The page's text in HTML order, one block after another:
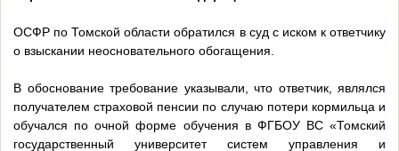
ОСФР по Томской области обратился в суд с иском к ответчику
о взыскании неосновательного обогащения.
В обоснование требование указывали, что ответчик, являлся
получателем страховой пенсии по случаю потери кормильца и
обучался по очной форме обучения в ФГБОУ ВС «Томский
государственный университет систем управления и